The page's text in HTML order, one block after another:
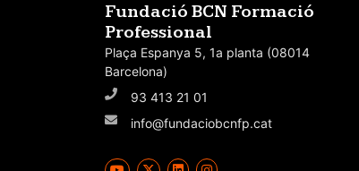
Fundació BCN Formació
Professional
Plaça Espanya 5, 1a planta (08014
Barcelona)
93 413 21 01
info@fundaciobcnfp.cat